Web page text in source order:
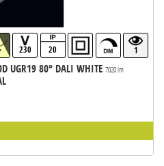
230 20 1
UGR19 80° DALI WHITE 7020 lm